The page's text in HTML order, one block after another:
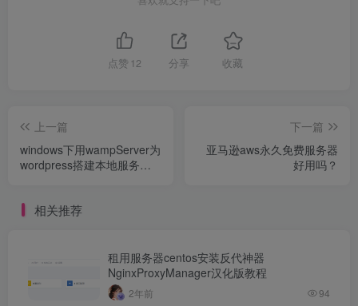
点赞 12 分享 收藏
上一篇
windows下用wampServer为
wordpress搭建本地服务器
下一篇
亚马逊aws永久免费服务器
好用吗？
相关推荐
租用服务器centos安装反代神器
NginxProxyManager汉化版教程
2年前 94